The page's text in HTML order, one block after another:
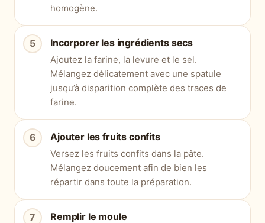
homogène.
Incorporer les ingrédients secs
Ajoutez la farine, la levure et le sel.
Mélangez délicatement avec une spatule
jusqu’à disparition complète des traces de
farine.
Ajouter les fruits confits
Versez les fruits confits dans la pâte.
Mélangez doucement afin de bien les
répartir dans toute la préparation.
Remplir le moule